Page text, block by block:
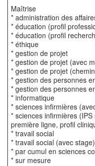
Maîtrise
* administration des
* éducation (profil
* éducation (profil
* éthique
* gestion de projet
* gestion de projet (avec
* gestion de projet
* gestion des personnes
* gestion des personnes
* informatique
* sciences infirmières
* sciences infirmières
première ligne, profil
* travail social
* travail social (avec stage)
* par cumul en sciences
* sur mesure